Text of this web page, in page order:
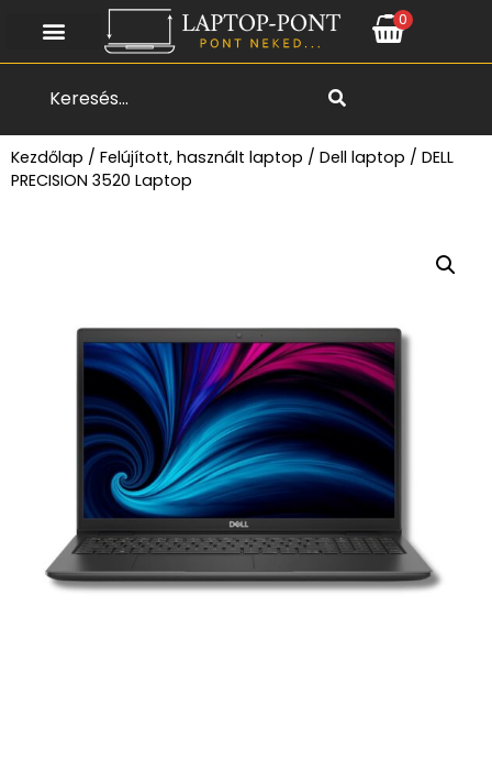
0
Kezdőlap / Felújított, használt laptop / Dell laptop / DELL
PRECISION 3520 Laptop